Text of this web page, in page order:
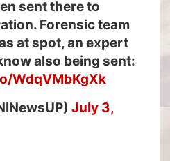
sent there to
Forensic team
at spot, an expert
also being sent:
WdqVMbKgXk
July 3,